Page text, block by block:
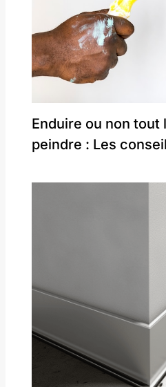
Enduire ou non tout
peindre : Les